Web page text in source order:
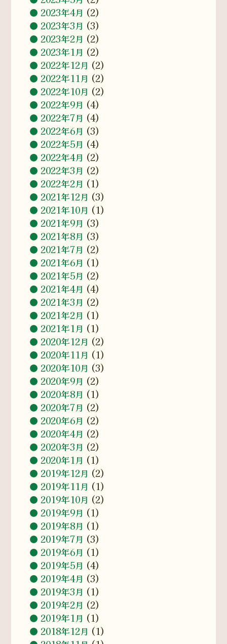
2023年4月 (2)
2023年3月 (3)
2023年2月 (2)
2023年1月 (2)
2022年12月 (2)
2022年11月 (2)
2022年10月 (2)
2022年9月 (4)
2022年7月 (4)
2022年6月 (3)
2022年5月 (4)
2022年4月 (2)
2022年3月 (2)
2022年2月 (1)
2021年12月 (3)
2021年10月 (1)
2021年9月 (3)
2021年8月 (3)
2021年7月 (2)
2021年6月 (1)
2021年5月 (2)
2021年4月 (4)
2021年3月 (2)
2021年2月 (1)
2021年1月 (1)
2020年12月 (2)
2020年11月 (1)
2020年10月 (3)
2020年9月 (2)
2020年8月 (1)
2020年7月 (2)
2020年6月 (2)
2020年4月 (2)
2020年3月 (2)
2020年1月 (1)
2019年12月 (2)
2019年11月 (1)
2019年10月 (2)
2019年9月 (1)
2019年8月 (1)
2019年7月 (3)
2019年6月 (1)
2019年5月 (4)
2019年4月 (3)
2019年3月 (1)
2019年2月 (2)
2019年1月 (1)
2018年12月 (1)